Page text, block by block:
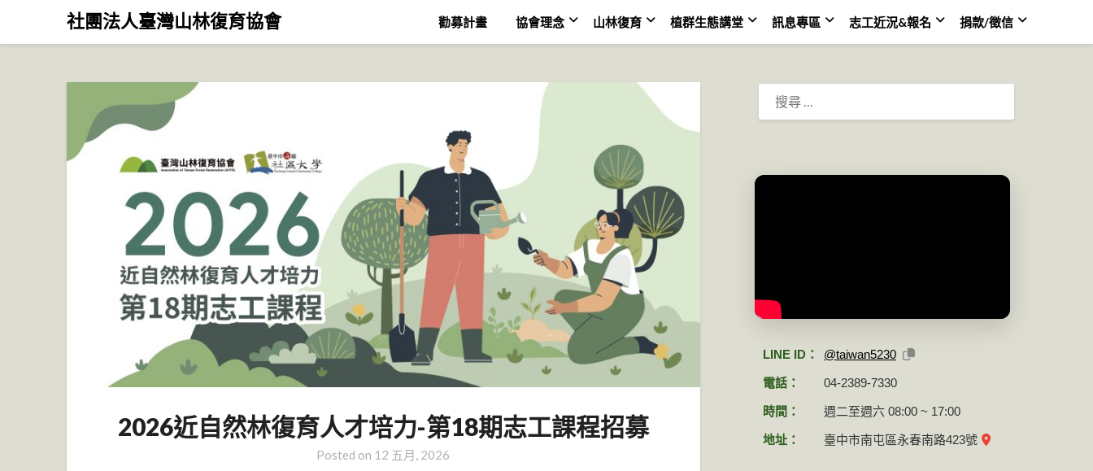
社團法人臺灣山林復育協會 勸募計畫 協會理念 山林復育 植群生態講堂 訊息專區 志工近況&報名 捐款/徵信
2026近自然林復育人才培力-第18期志工課程招募
Posted on 12 五月, 2026
搜
尋：
LINE ID： @taiwan5230
電話： 04-2389-7330
時間： 週二至週六 08:00 ~ 17:00
地址： 臺中市南屯區永春南路423號